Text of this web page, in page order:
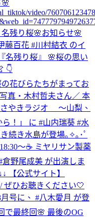
video/
名残り桜🌸お知らせ🌸
藤百花 #川村結衣 のイ
名残り桜』 🌸桜の思い
👇
の花びらたちがまってお
真・木村哲夫さん ／ 本
さやきラジオ ～山梨、
！」 に #山内瑞葵 #水
続き水島が登場｡✧｡･ﾟ
～☕ ミヤリサン製薬
野尾成美 が出演しま
【公式サイト】
ぜひお聴きください🤍
号に、 #八木愛月 が登
で最終回🌸 最後のOG